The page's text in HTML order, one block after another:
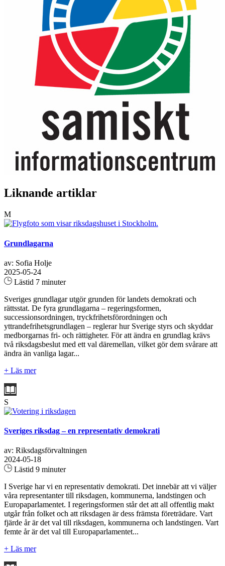
Liknande artiklar
M
Grundlagarna
av: Sofia Holje
2025-05-24
Lästid 7 minuter
Sveriges grundlagar utgör grunden för landets demokrati och
rättsstat. De fyra grundlagarna – regeringsformen,
successionsordningen, tryckfrihetsförordningen och
yttrandefrihetsgrundlagen – reglerar hur Sverige styrs och skyddar
medborgarnas fri- och rättigheter. För att ändra en grundlag krävs
två riksdagsbeslut med ett val däremellan, vilket gör dem svårare att
ändra än vanliga lagar...
+ Läs mer
S
Sveriges riksdag – en representativ demokrati
av: Riksdagsförvaltningen
2024-05-18
Lästid 9 minuter
I Sverige har vi en representativ demokrati. Det innebär att vi väljer
våra representanter till riksdagen, kommunerna, landstingen och
Europaparlamentet. I regeringsformen står det att all offentlig makt
utgår från folket och att riksdagen är dess främsta företrädare. Vart
fjärde år är det val till riksdagen, kommunerna och landstingen. Vart
femte år är det val till Europaparlamentet...
+ Läs mer